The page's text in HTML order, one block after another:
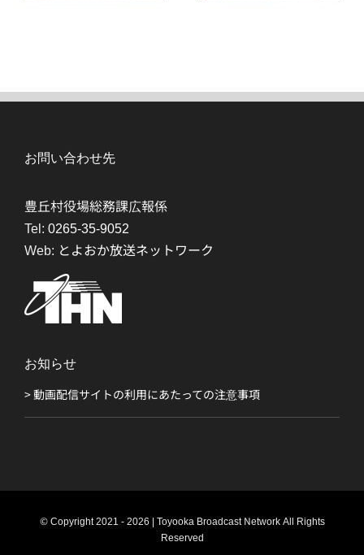
お知らせ
> 動画配信サイトの利用にあたっての注意事項
お問い合わせ先
豊丘村役場総務課広報係
Tel: 0265-35-9052
Web: とよおか放送ネットワーク
© Copyright 2021 - 2026 | Toyooka Broadcast Network All Rights
Reserved